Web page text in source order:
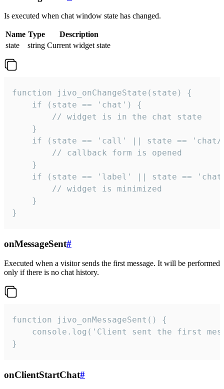
Is executed when chat window state has changed.
Name Type
Description
state
string Current widget state
function jivo_onChangeState(state) {
    if (state == 'chat') {
        // widget is in the chat state
    }
if (state == 'call' || state ==
        // callback form is opened
    }
if (state == 'label' || state ==
        // widget is minimized
    }
}
onMessageSent#
Executed when a visitor sends the first message. It will be performed
only if there is no chat history.
function jivo_onMessageSent() {
console.log('Client sent the first
}
onClientStartChat#